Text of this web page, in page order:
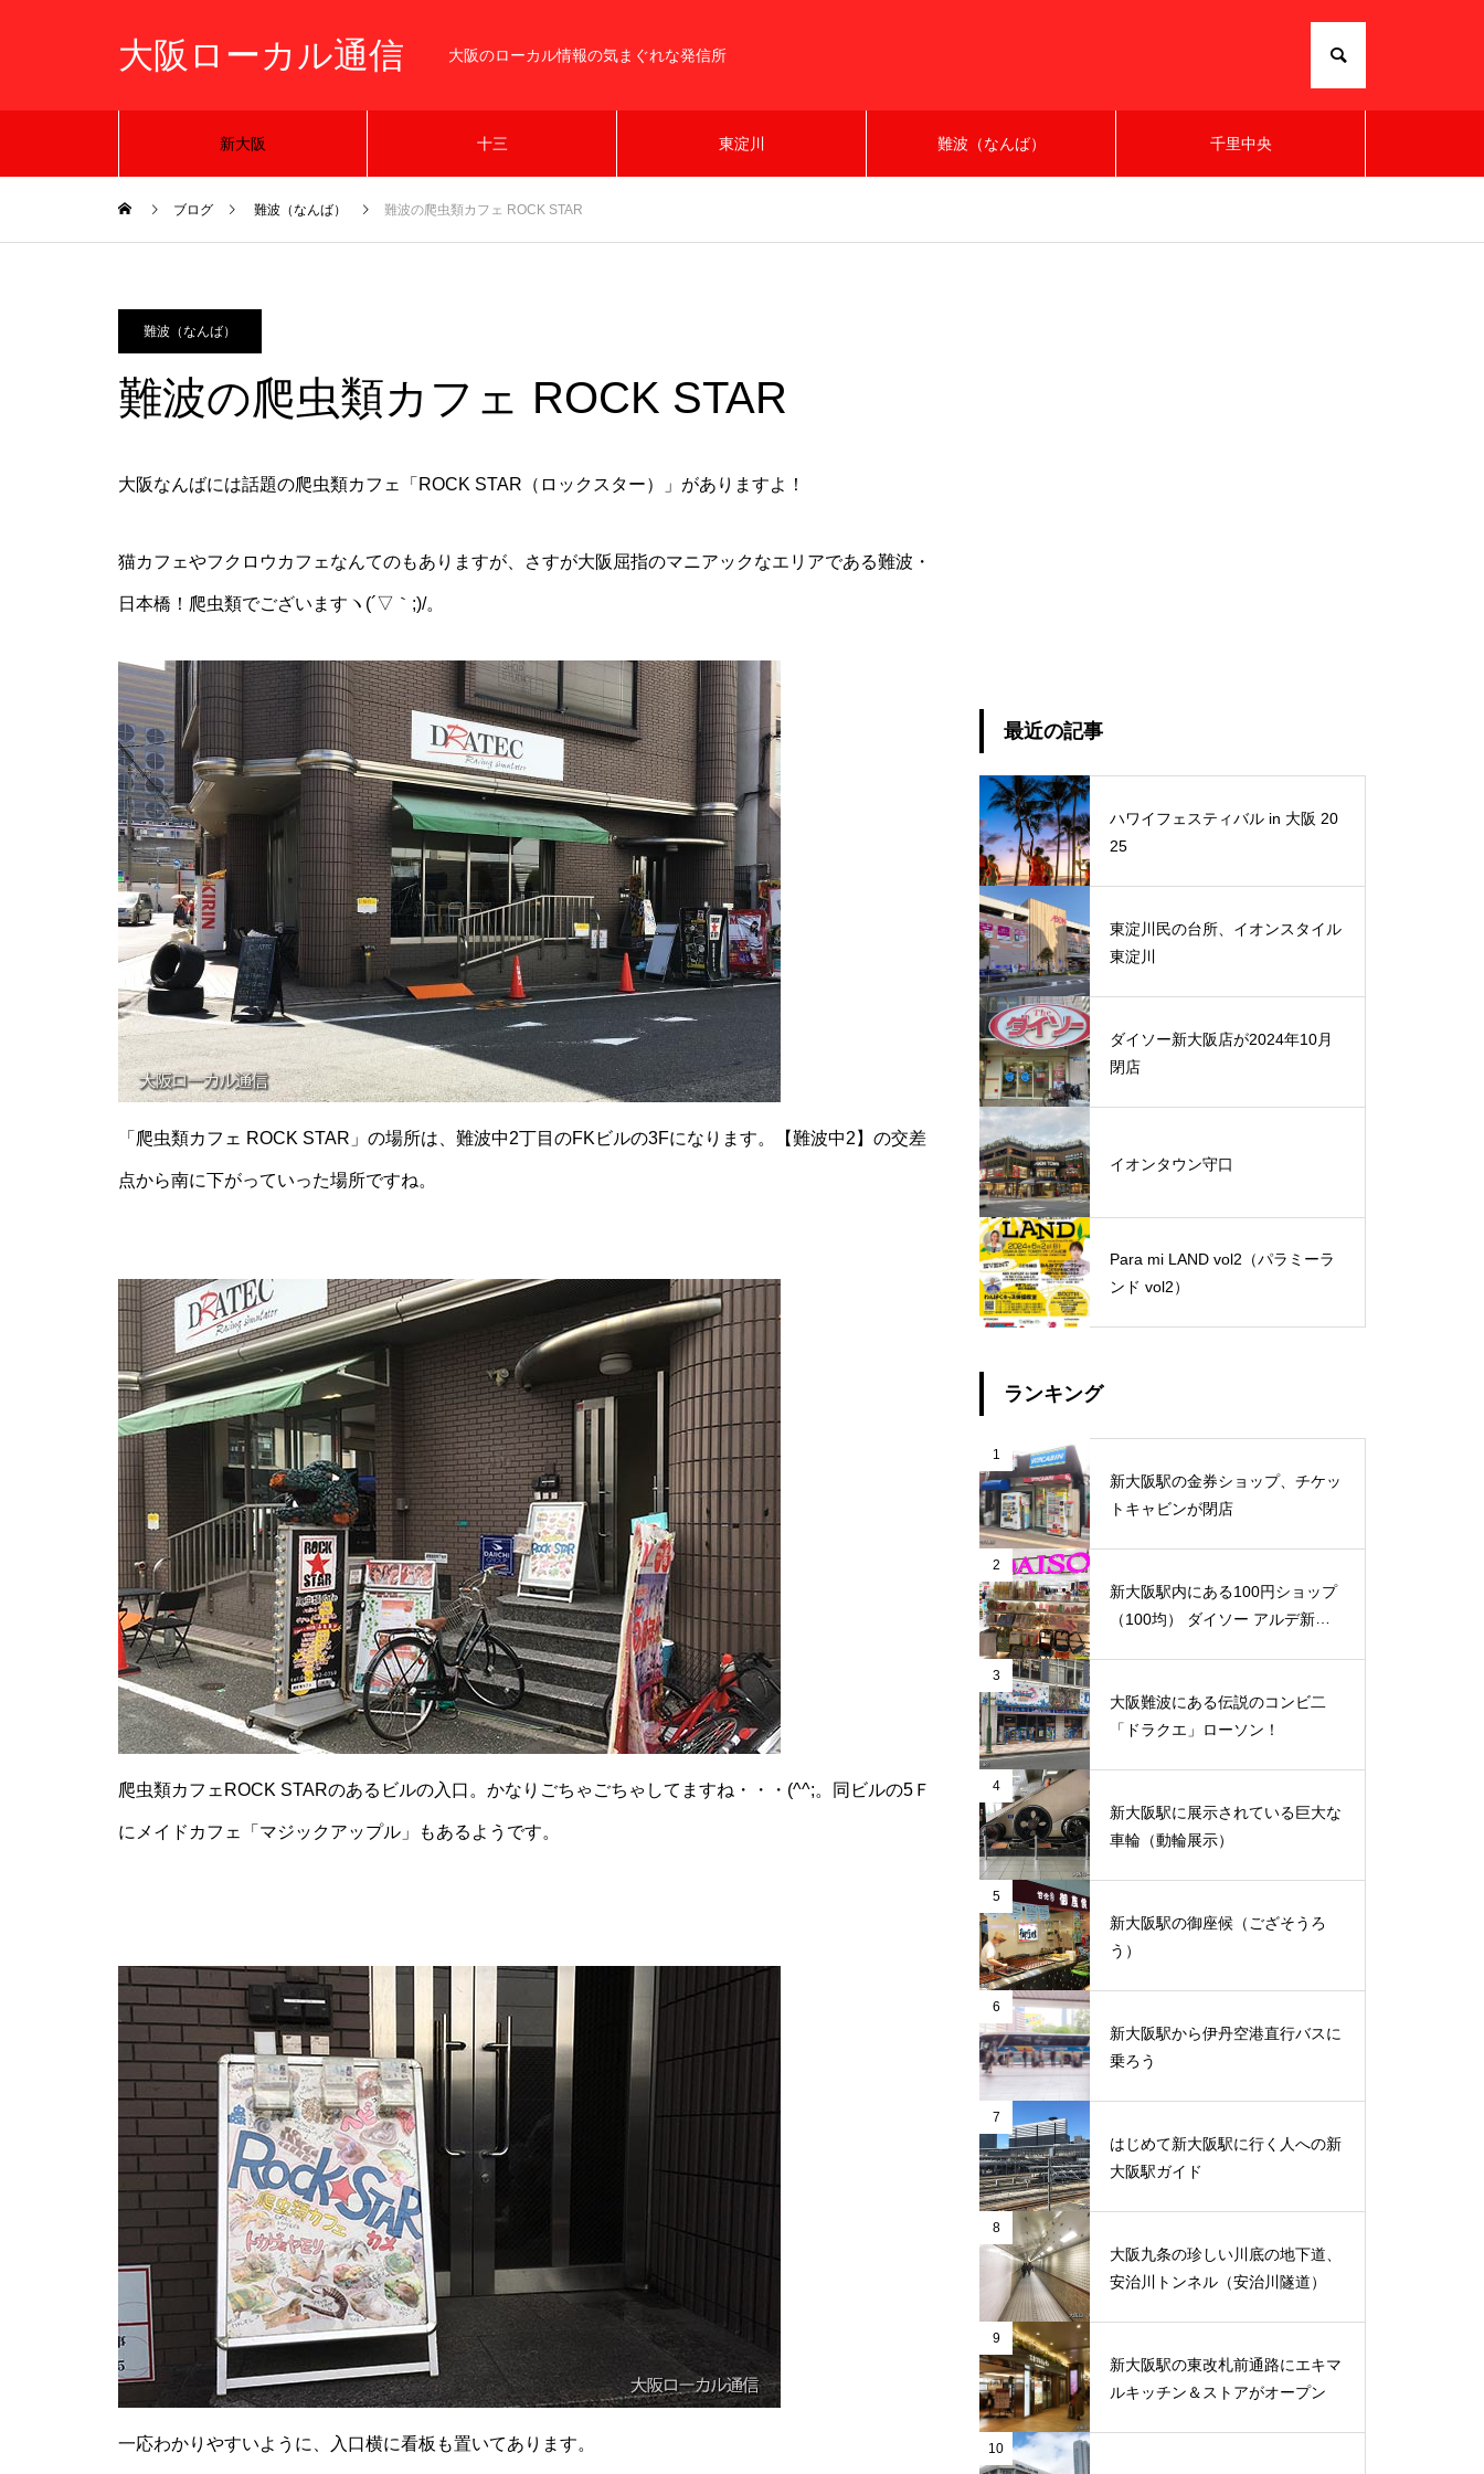
大阪ローカル通信 大阪のローカル情報の気まぐれな発信所
新大阪 十三 東淀川 難波（なんば） 千里中央
ブログ 難波（なんば） 難波の爬虫類カフェ ROCK STAR
難波（なんば）
難波の爬虫類カフェ ROCK STAR
大阪なんばには話題の爬虫類カフェ「ROCK STAR（ロックスター）」がありますよ！
猫カフェやフクロウカフェなんてのもありますが、さすが大阪屈指のマニアックなエリアである難波・
日本橋！爬虫類でございますヽ(´▽｀;)/。
「爬虫類カフェ ROCK STAR」の場所は、難波中2丁目のFKビルの3Fになります。【難波中2】の交差
点から南に下がっていった場所ですね。
爬虫類カフェROCK STARのあるビルの入口。かなりごちゃごちゃしてますね・・・(^^;。同ビルの5Ｆ
にメイドカフェ「マジックアップル」もあるようです。
一応わかりやすいように、入口横に看板も置いてあります。
最近の記事
ハワイフェスティバル in 大阪 20
25
東淀川民の台所、イオンスタイル
東淀川
ダイソー新大阪店が2024年10月
閉店
イオンタウン守口
Para mi LAND vol2（パラミーラ
ンド vol2）
ランキング
1
新大阪駅の金券ショップ、チケッ
トキャビンが閉店
2
新大阪駅内にある100円ショップ
（100均） ダイソー アルデ新大
3
大阪難波にある伝説のコンビ二
「ドラクエ」ローソン！
4
新大阪駅に展示されている巨大な
車輪（動輪展示）
5
新大阪駅の御座候（ござそうろ
う）
6
新大阪駅から伊丹空港直行バスに
乗ろう
7
はじめて新大阪駅に行く人への新
大阪駅ガイド
8
大阪九条の珍しい川底の地下道、
安治川トンネル（安治川隧道）
9
新大阪駅の東改札前通路にエキマ
ルキッチン＆ストアがオープン
10